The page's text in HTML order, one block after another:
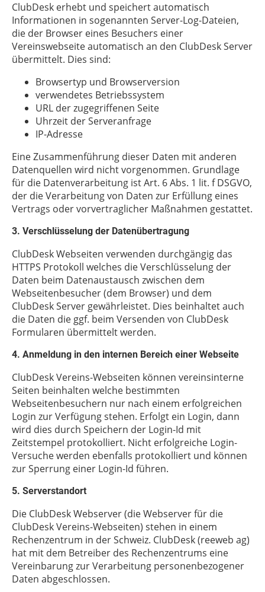
ClubDesk erhebt und speichert automatisch
Informationen in sogenannten Server-Log-Dateien,
die der Browser eines Besuchers einer
Vereinswebseite automatisch an den ClubDesk Server
übermittelt. Dies sind:
Browsertyp und Browserversion
verwendetes Betriebssystem
URL der zugegriffenen Seite
Uhrzeit der Serveranfrage
IP-Adresse
Eine Zusammenführung dieser Daten mit anderen
Datenquellen wird nicht vorgenommen. Grundlage
für die Datenverarbeitung ist Art. 6 Abs. 1 lit. f DSGVO,
der die Verarbeitung von Daten zur Erfüllung eines
Vertrags oder vorvertraglicher Maßnahmen gestattet.
3. Verschlüsselung der Datenübertragung
ClubDesk Webseiten verwenden durchgängig das
HTTPS Protokoll welches die Verschlüsselung der
Daten beim Datenaustausch zwischen dem
Webseitenbesucher (dem Browser) und dem
ClubDesk Server gewährleistet. Dies beinhaltet auch
die Daten die ggf. beim Versenden von ClubDesk
Formularen übermittelt werden.
4. Anmeldung in den internen Bereich einer Webseite
ClubDesk Vereins-Webseiten können vereinsinterne
Seiten beinhalten welche bestimmten
Webseitenbesuchern nur nach einem erfolgreichen
Login zur Verfügung stehen. Erfolgt ein Login, dann
wird dies durch Speichern der Login-Id mit
Zeitstempel protokolliert. Nicht erfolgreiche Login-
Versuche werden ebenfalls protokolliert und können
zur Sperrung einer Login-Id führen.
5. Serverstandort
Die ClubDesk Webserver (die Webserver für die
ClubDesk Vereins-Webseiten) stehen in einem
Rechenzentrum in der Schweiz. ClubDesk (reeweb ag)
hat mit dem Betreiber des Rechenzentrums eine
Vereinbarung zur Verarbeitung personenbezogener
Daten abgeschlossen.